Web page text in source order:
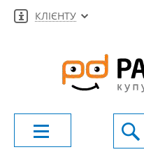
КЛІЄНТУ